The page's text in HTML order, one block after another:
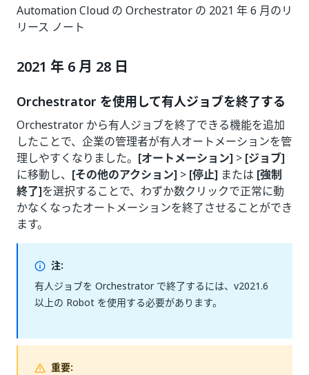
Automation Cloud の Orchestrator の 2021 年 6 月のリ
リース ノート
2021 年 6 月 28 日
Orchestrator を使用して有人ジョブを終了する
Orchestrator から有人ジョブを終了できる機能を追加
したことで、企業の管理者が有人オートメーションを管
理しやすくなりました。 [オートメーション] > [ジョブ]
に移動し、 [その他のアクション] > [停止] または [強制
終了]を選択することで、わずか数クリックで正常に動
かなくなったオートメーションを終了させることができ
ます。
注:
有人ジョブを Orchestrator で終了するには、v2021.6
以上の Robot を使用する必要があります。
重要: